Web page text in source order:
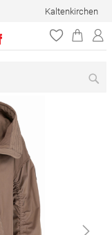
Kaltenkirchen